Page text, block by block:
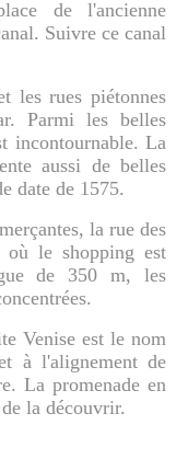
de l'ancienne
Suivre ce canal
les rues piétonnes
Parmi les belles
incontournable. La
aussi de belles
date de 1575.
la rue des
où le shopping est
de 350 m, les
Venise est le nom
à l'alignement de
La promenade en
la découvrir.